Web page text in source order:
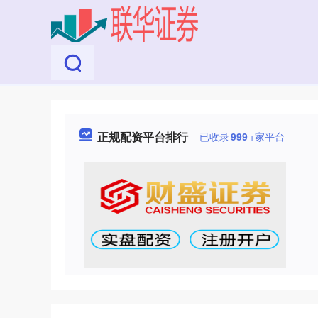
正规配资平台排行 已收录999+家平台